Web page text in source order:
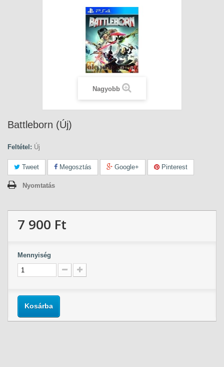
Nagyobb
Battleborn (Új)
Feltétel: Új
Tweet Megosztás Google+ Pinterest
Nyomtatás
7 900 Ft‎
Mennyiség
Kosárba